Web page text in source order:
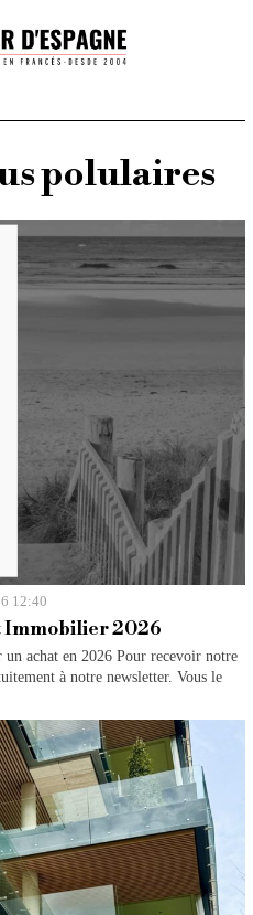
polulaires
12:40
Immobilier 2026
achat en 2026 Pour recevoir notre
à notre newsletter. Vous le